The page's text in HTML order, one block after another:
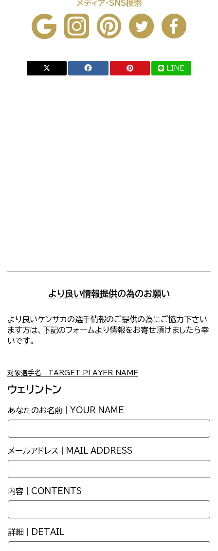
メディア・SNS検索
LINE
より良い情報提供の為のお願い
より良いケンサカの選手情報のご提供の為にご協力下さい
ます方は、下記のフォームより情報をお寄せ頂けましたら幸
いです。
対象選手名｜TARGET PLAYER NAME
ウェリントン
あなたのお名前｜YOUR NAME
メールアドレス｜MAIL ADDRESS
内容｜CONTENTS
詳細｜DETAIL